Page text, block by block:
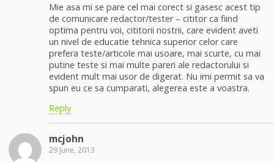
Mie asa mi se pare cel mai corect si gasesc acest tip
de comunicare redactor/tester – cititor ca fiind
optima pentru voi, cititorii nostrii, care evident aveti
un nivel de educatie tehnica superior celor care
prefera teste/articole mai usoare, mai scurte, cu mai
putine teste si mai multe pareri ale redactorului si
evident mult mai usor de digerat. Nu imi permit sa va
spun eu ce sa cumparati, alegerea este a voastra.
Reply
mcjohn
29 June, 2013